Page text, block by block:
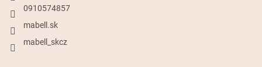
0910574857
mabell.sk
mabell_skcz